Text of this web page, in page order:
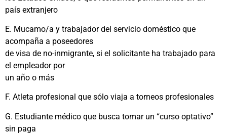
país extranjero
E. Mucamo/a y trabajador del servicio doméstico que
acompaña a poseedores
de visa de no-inmigrante, si el solicitante ha trabajado para
el empleador por
un año o más
F. Atleta profesional que sólo viaja a torneos profesionales
G. Estudiante médico que busca tomar un “curso optativo”
sin paga